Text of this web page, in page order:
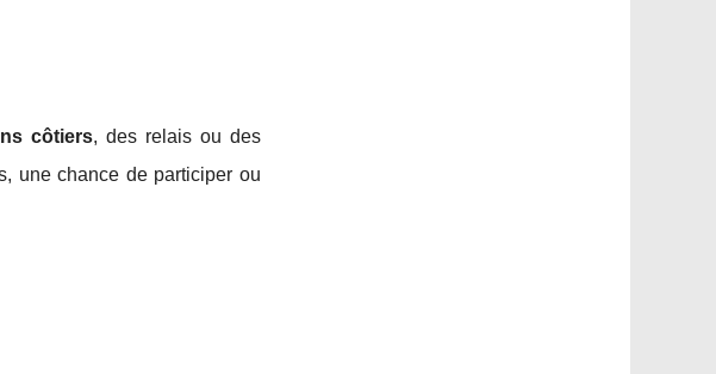
côtiers, des relais ou des
une chance de participer ou